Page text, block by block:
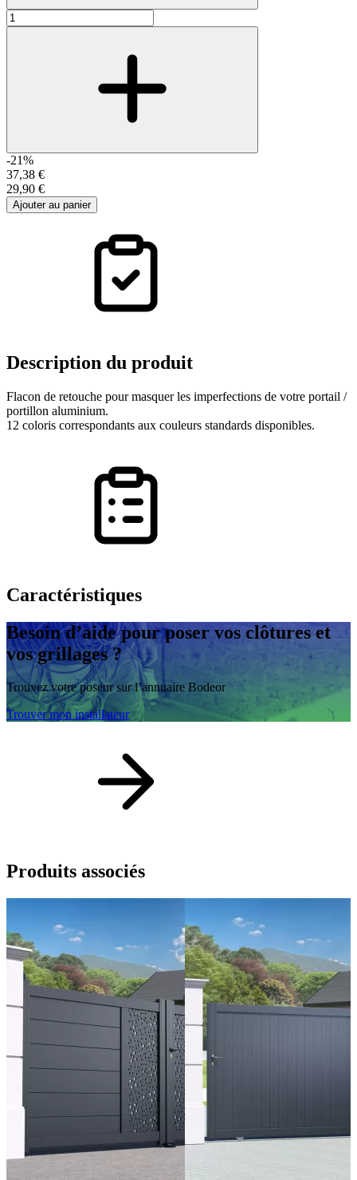
-21%
37,38 €
29,90 €
Ajouter au panier
Description du produit
Flacon de retouche pour masquer les imperfections de votre portail /
portillon aluminium.
12 coloris correspondants aux couleurs standards disponibles.
Caractéristiques
Besoin d’aidepour poser vos clôtures et
vos grillages ?
Trouvez votre poseur sur l’annuaire Bodeor
Trouver mon installateur
Produits associés